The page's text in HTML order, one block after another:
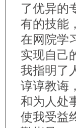
了优异的
有的技能
在网院学
实现自己
我指明了
谆谆教诲
和为人处
使我受益